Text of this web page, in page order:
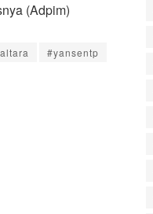
(Adpim)
#yansentp